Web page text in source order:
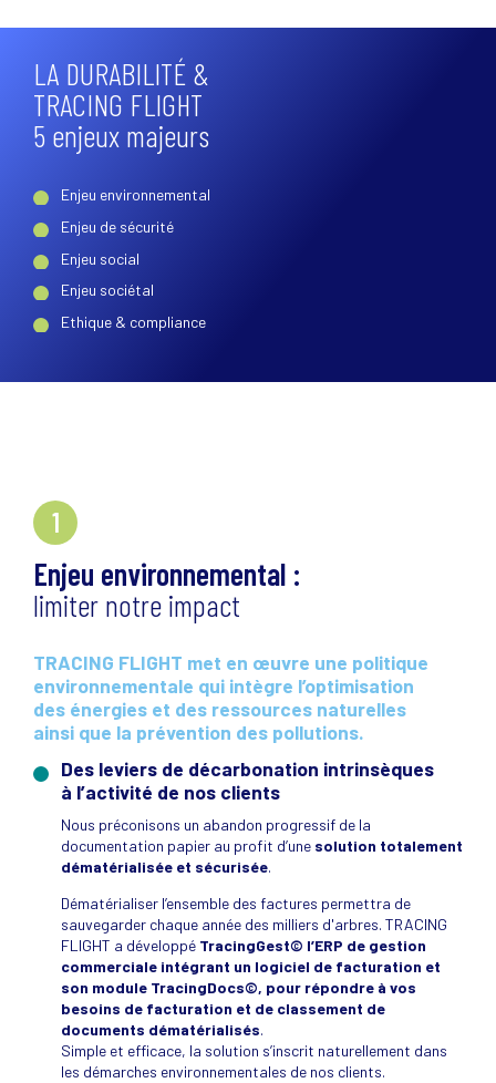
LA DURABILITÉ &
TRACING FLIGHT
5 enjeux majeurs
Enjeu environnemental
Enjeu de sécurité
Enjeu social
Enjeu sociétal
Ethique & compliance
1
Enjeu environnemental :
limiter notre impact
TRACING FLIGHT met en œuvre une politique
environnementale qui intègre l’optimisation
des énergies et des ressources naturelles
ainsi que la prévention des pollutions.
Des leviers de décarbonation intrinsèques
à l’activité de nos clients
Nous préconisons un abandon progressif de la
documentation papier au profit d’une solution totalement
dématérialisée et sécurisée.
Dématérialiser l’ensemble des factures permettra de
sauvegarder chaque année des milliers d'arbres. TRACING
FLIGHT a développé TracingGest© l’ERP de gestion
commerciale intégrant un logiciel de facturation et
son module TracingDocs©, pour répondre à vos
besoins de facturation et de classement de
documents dématérialisés.
Simple et efficace, la solution s’inscrit naturellement dans
les démarches environnementales de nos clients.